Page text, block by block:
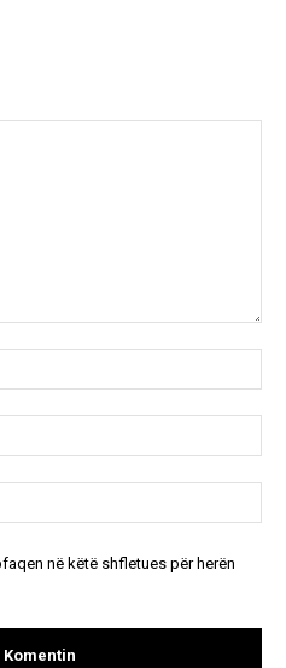
në këtë shfletues për herën